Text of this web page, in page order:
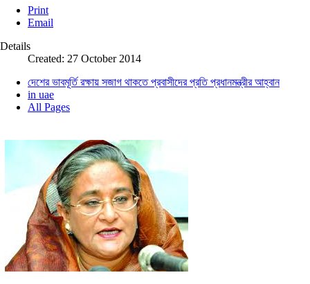
Print
Email
Details
Created: 27 October 2014
দেশের ভাবমূর্তি রক্ষায় সজাগ থাকতে প্রবাসীদের প্রতি প্রধানমন্ত্রীর আহ্বান
in uae
All Pages